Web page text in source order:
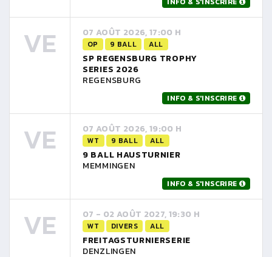
VE 07 AOÛT 2026, 17:00 H
OP 9 BALL ALL
SP REGENSBURG TROPHY
SERIES 2026
REGENSBURG
INFO & S'INSCRIRE
VE 07 AOÛT 2026, 19:00 H
WT 9 BALL ALL
9 BALL HAUSTURNIER
MEMMINGEN
INFO & S'INSCRIRE
VE 07 - 02 AOÛT 2027, 19:30 H
WT DIVERS ALL
FREITAGSTURNIERSERIE
DENZLINGEN